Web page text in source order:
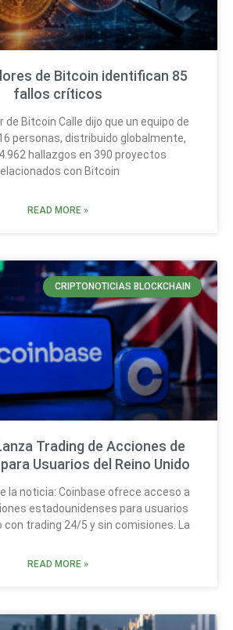
de Bitcoin identifican 85
fallos críticos
de Bitcoin Calle dijo que un equipo de
personas, distribuido globalmente,
hallazgos en 390 proyectos
con Bitcoin
READ MORE »
CRIPTONOTICIAS BLOCKCHAIN
Trading de Acciones de
para Usuarios del Reino Unido
la noticia: Coinbase ofrece acceso a
estadounidenses para usuarios
con trading 24/5 y sin comisiones. La
READ MORE »